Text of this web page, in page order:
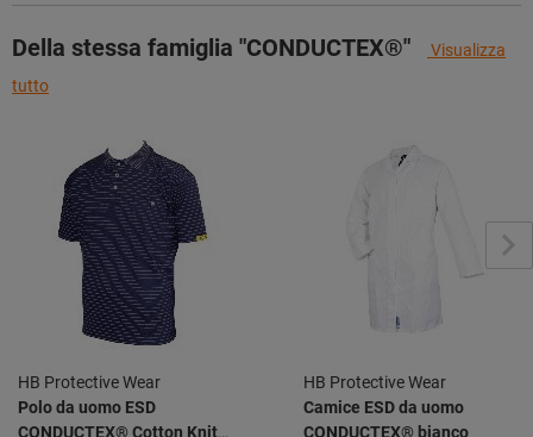
Della stessa famiglia "CONDUCTEX®"
Visualizza
tutto
HB Protective Wear
Polo da uomo ESD
CONDUCTEX® Cotton Knit
HB Protective Wear
Camice ESD da uomo
CONDUCTEX® bianco